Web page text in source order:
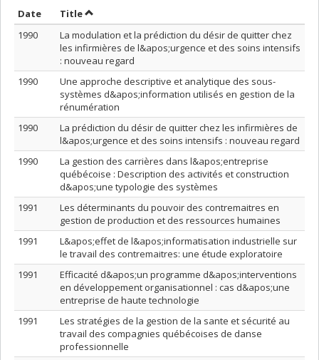
Date Sort by date in descending order
TitleSort by title in descending order
1990
La modulation et la prédiction du désir de quitter chez
les infirmières de l&apos;urgence et des soins intensifs
: nouveau regard
1990
Une approche descriptive et analytique des sous-
systèmes d&apos;information utilisés en gestion de la
rénumération
1990
La prédiction du désir de quitter chez les infirmières de
l&apos;urgence et des soins intensifs : nouveau regard
1990
La gestion des carrières dans l&apos;entreprise
québécoise : Description des activités et construction
d&apos;une typologie des systèmes
1991
Les déterminants du pouvoir des contremaitres en
gestion de production et des ressources humaines
1991
L&apos;effet de l&apos;informatisation industrielle sur
le travail des contremaitres: une étude exploratoire
1991
Efficacité d&apos;un programme d&apos;interventions
en développement organisationnel : cas d&apos;une
entreprise de haute technologie
1991
Les stratégies de la gestion de la sante et sécurité au
travail des compagnies québécoises de danse
professionnelle